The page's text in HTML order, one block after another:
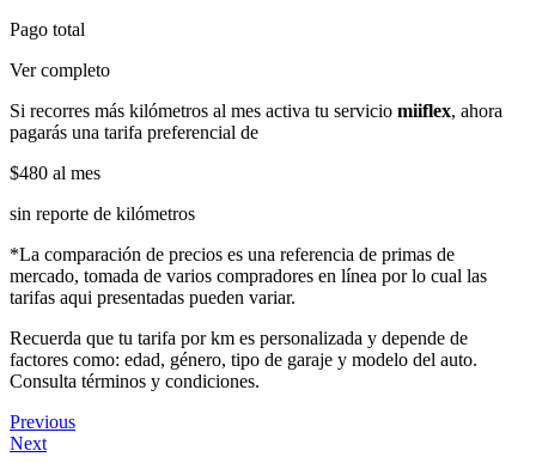
Pago total
Ver completo
Si recorres más kilómetros al mes activa tu servicio miiflex, ahora
pagarás una tarifa preferencial de
$480 al mes
sin reporte de kilómetros
*La comparación de precios es una referencia de primas de
mercado, tomada de varios compradores en línea por lo cual las
tarifas aqui presentadas pueden variar.
Recuerda que tu tarifa por km es personalizada y depende de
factores como: edad, género, tipo de garaje y modelo del auto.
Consulta términos y condiciones.
Previous
Next